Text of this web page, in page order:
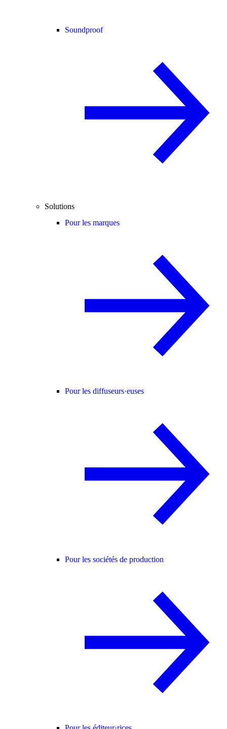
Soundproof
Solutions
Pour les marques
Pour les diffuseurs·euses
Pour les sociétés de production